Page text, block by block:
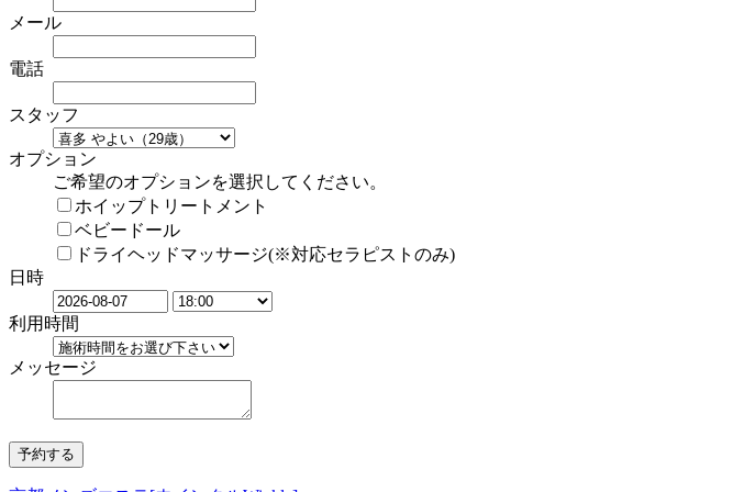
メール
電話
スタッフ
オプション
ご希望のオプションを選択してください。
ホイップトリートメント
ベビードール
ドライヘッドマッサージ(※対応セラピストのみ)
日時
利用時間
メッセージ